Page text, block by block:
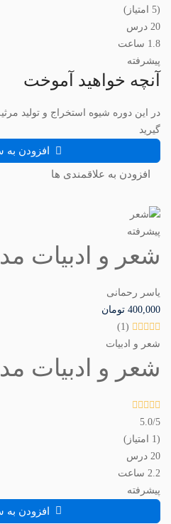
(5 امتیاز)
20 درس
1.8 ساعت
پیشرفته
آنچه خواهید آموخت
در این دوره شیوه استخراج و تولید
گیرید
افزودن به
افزودن به علاقمندی ها
پیشرفته
شعر و ادبیات
یاسر رحمانی
400,000 تومان
(1)
شعر و ادبیات
شعر و ادبیات
5.0/5
(1 امتیاز)
20 درس
2.2 ساعت
پیشرفته
افزودن به